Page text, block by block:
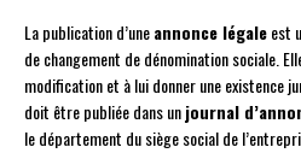
La publication d’uneannonce légaleest
de changement de dénomination sociale.
modification et à lui donner une existence
doit être publiée dans unjournal
le département du siège social de